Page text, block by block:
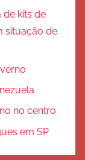
de kits de
situação de
no centro
em SP